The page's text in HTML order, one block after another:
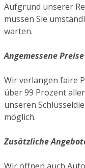
Aufgrund unserer
müssen Sie
warten.
Angemessene Preise
Wir verlangen faire
über 99 Prozent
unseren
möglich.
Zusätzliche